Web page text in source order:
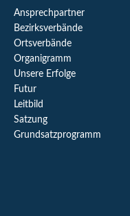
Ansprechpartner
Bezirksverbände
Ortsverbände
Organigramm
Unsere Erfolge
Futur
Leitbild
Satzung
Grundsatzprogramm